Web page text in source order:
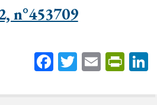
n°453709
Fa
bo
T
tt
E
ail
Pr
tF